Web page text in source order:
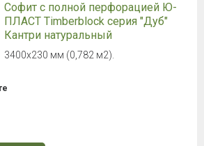
Софит с полной перфорацией Ю-
ПЛАСТ Timberblock серия "Дуб"
Кантри натуральный
3400х230 мм (0,782 м2).